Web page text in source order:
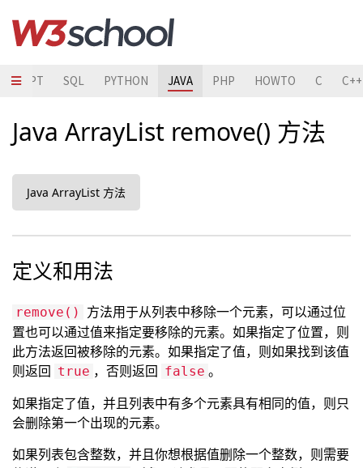
SQL PYTHON JAVA PHP HOWTO C C++
Java ArrayList remove() 方法
Java ArrayList 方法
定义和用法
remove()
方法用于从列表中移除一个元素，可以通过位
置也可以通过值来指定要移除的元素。如果指定了位置，则
此方法返回被移除的元素。如果指定了值，则如果找到该值
则返回 true ，否则返回 false 。
如果指定了值，并且列表中有多个元素具有相同的值，则只
会删除第一个出现的元素。
如果列表包含整数，并且你想根据值删除一个整数，则需要